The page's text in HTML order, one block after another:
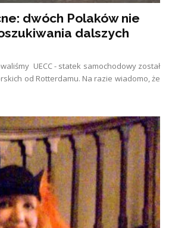
dwóch Polaków nie
dalszych
UECC - statek samochodowy został
od Rotterdamu. Na razie wiadomo, że